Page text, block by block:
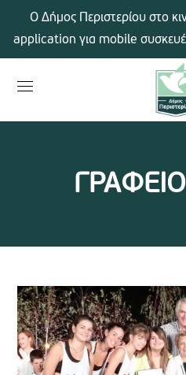
Ο Δήμος Περιστερίου στο
application για mobile